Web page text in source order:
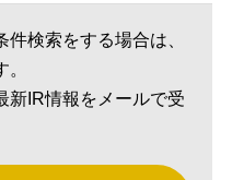
検索をする場合は、
新IR情報をメールで受